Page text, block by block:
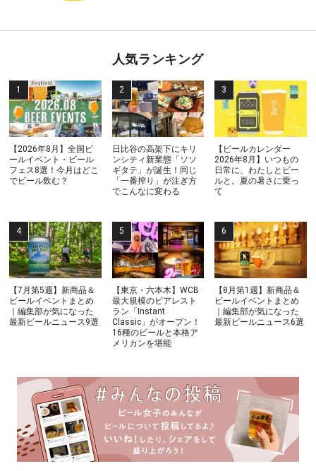
人気ランキング
【2026年8月】全国ビ
ールイベント・ビール
フェス8選！今月はどこ
でビール飲む？
日比谷の高架下にキリ
ンシティ新業態「ソソ
ギタテ」が誕生！同じ
「一番搾り」が注ぎ方
でこんなに変わる
【ビールカレンダー
2026年8月】いつもの
日常に、わたしとビー
ルと。夏の暑さに乗っ
て
【7月第5週】新商品＆
ビールイベントまとめ
｜編集部が気になった
最新ビールニュース9選
【東京・六本木】WCB
最大規模のビアレスト
ラン「Instant
Classic」がオープン！
16種のビールと本格ア
メリカンを堪能
【8月第1週】新商品＆
ビールイベントまとめ
｜編集部が気になった
最新ビールニュース6選